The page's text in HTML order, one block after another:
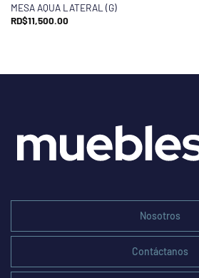
MESA AQUA LATERAL (G)
RD$11,500.00
Nosotros
Contáctanos